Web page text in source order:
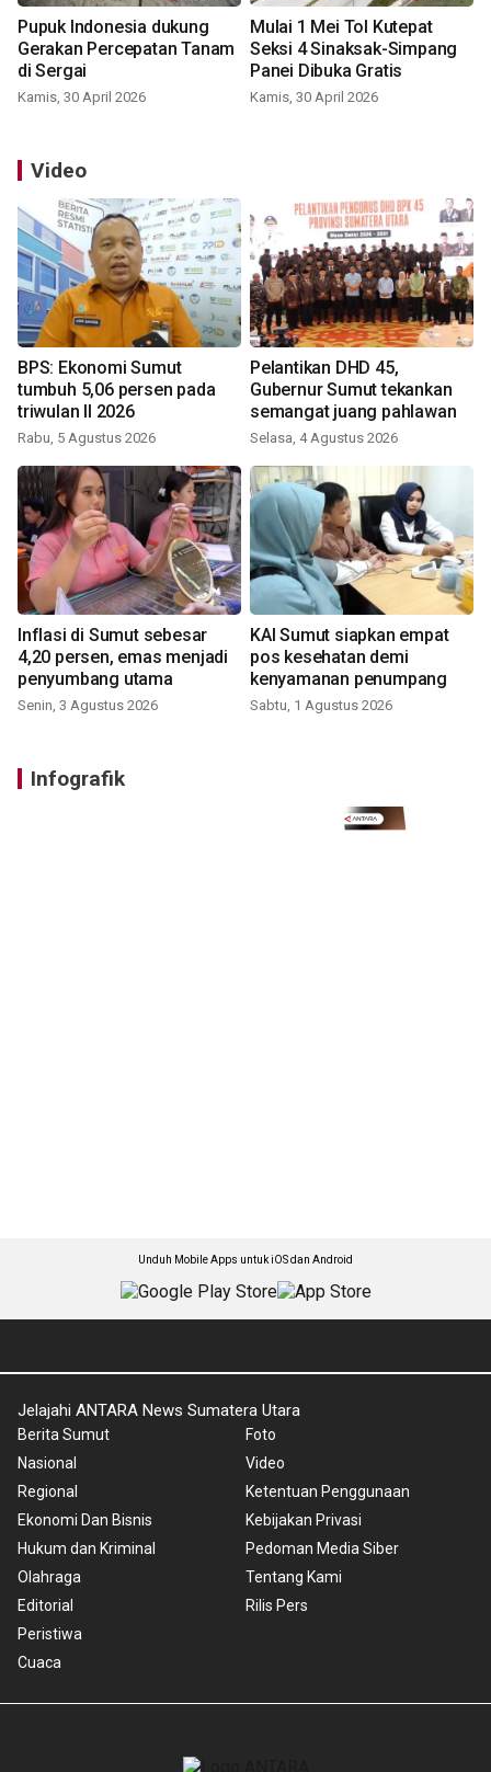
Pupuk Indonesia dukung
Gerakan Percepatan Tanam
di Sergai
Kamis, 30 April 2026
Mulai 1 Mei Tol Kutepat
Seksi 4 Sinaksak-Simpang
Panei Dibuka Gratis
Kamis, 30 April 2026
Video
BPS: Ekonomi Sumut
tumbuh 5,06 persen pada
triwulan II 2026
Rabu, 5 Agustus 2026
Pelantikan DHD 45,
Gubernur Sumut tekankan
semangat juang pahlawan
Selasa, 4 Agustus 2026
Inflasi di Sumut sebesar
4,20 persen, emas menjadi
penyumbang utama
Senin, 3 Agustus 2026
KAI Sumut siapkan empat
pos kesehatan demi
kenyamanan penumpang
Sabtu, 1 Agustus 2026
Infografik
Unduh Mobile Apps untuk iOS dan Android
Jelajahi ANTARA News Sumatera Utara
Berita Sumut
Nasional
Regional
Ekonomi Dan Bisnis
Hukum dan Kriminal
Olahraga
Editorial
Peristiwa
Cuaca
Foto
Video
Ketentuan Penggunaan
Kebijakan Privasi
Pedoman Media Siber
Tentang Kami
Rilis Pers